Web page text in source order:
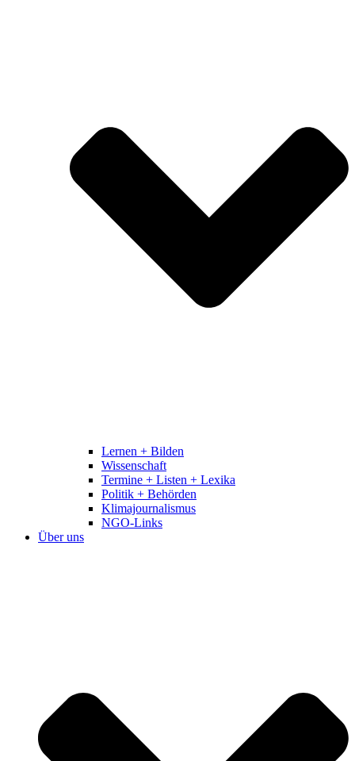
Lernen + Bilden
Wissenschaft
Termine + Listen + Lexika
Politik + Behörden
Klimajournalismus
NGO-Links
Über uns